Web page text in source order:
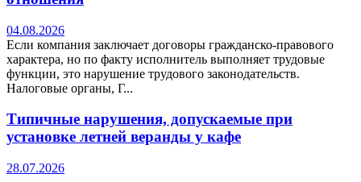
04.08.2026
Если компания заключает договоры гражданско-правового
характера, но по факту исполнитель выполняет трудовые
функции, это нарушение трудового законодательств.
Налоговые органы, Г...
Типичные нарушения, допускаемые при
установке летней веранды у кафе
28.07.2026